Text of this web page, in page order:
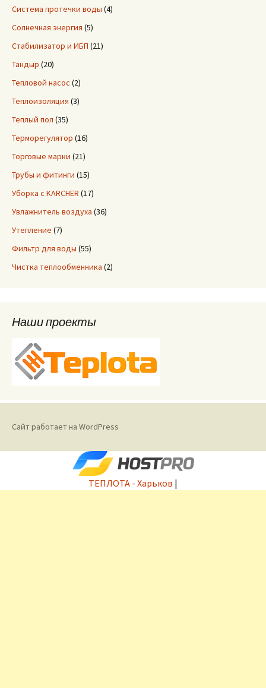
Система протечки воды (4)
Солнечная энергия (5)
Стабилизатор и ИБП (21)
Тандыр (20)
Тепловой насос (2)
Теплоизоляция (3)
Теплый пол (35)
Терморегулятор (16)
Торговые марки (21)
Трубы и фитинги (15)
Уборка с KARCHER (17)
Увлажнитель воздуха (36)
Утепление (7)
Фильтр для воды (55)
Чистка теплообменника (2)
Наши проекты
Сайт работает на WordPress
ТЕПЛОТА - Харьков |